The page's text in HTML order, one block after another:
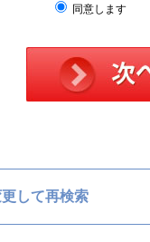
同意します
して再検索